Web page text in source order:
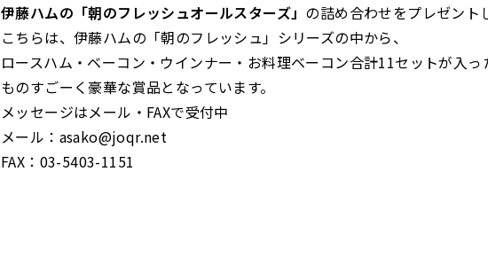
伊藤ハムの「朝のフレッシュオールスターズ」 の詰め合わせをプレゼント
こちらは、伊藤ハムの「朝のフレッシュ」シリーズの中から、
ロースハム・ベーコン・ウインナー・お料理ベーコン合計11セットが入っ
ものすごーく豪華な賞品となっています。
メッセージはメール・FAXで受付中
メール：asako@joqr.net
FAX：03-5403-1151